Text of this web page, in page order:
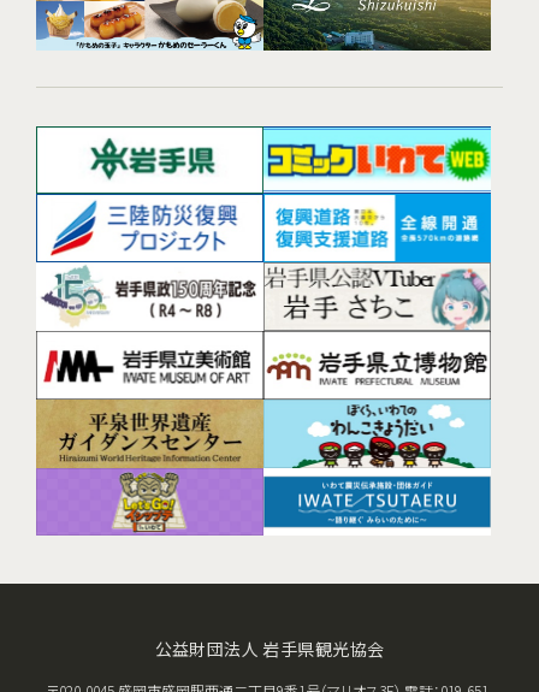
公益財団法人 岩手県観光協会